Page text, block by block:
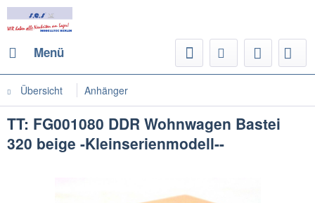
Menü
Übersicht Anhänger
TT: FG001080 DDR Wohnwagen Bastei
320 beige -Kleinserienmodell--